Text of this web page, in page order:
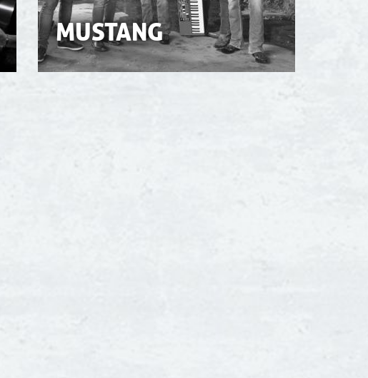
MUSTANG